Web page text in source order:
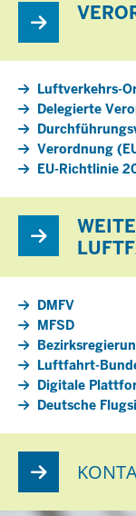
Luftverkehrs-
Delegierte
Verordnung
EU-Richtlinie
DMFV
MFSD
Luftfahrt-
Digitale
Deutsche